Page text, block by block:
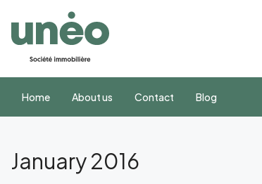
Home About us Contact Blog
January 2016